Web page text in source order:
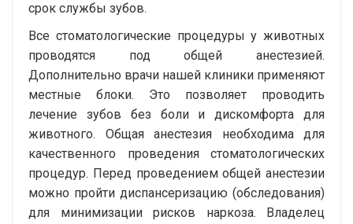
срок службы зубов.
Все стоматологические процедуры у животных
проводятся под общей анестезией.
Дополнительно врачи нашей клиники применяют
местные блоки. Это позволяет проводить
лечение зубов без боли и дискомфорта для
животного. Общая анестезия необходима для
качественного проведения стоматологических
процедур. Перед проведением общей анестезии
можно пройти диспансеризацию (обследования)
для минимизации рисков наркоза. Владелец